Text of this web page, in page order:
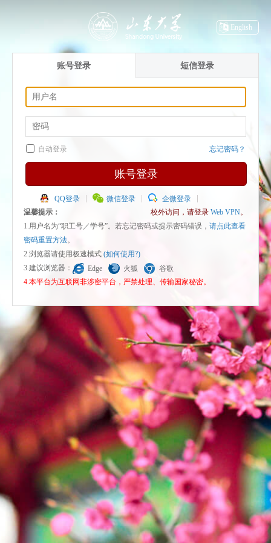
English
账号登录 短信登录
自动登录 忘记密码？
账号登录
QQ登录 微信登录
企微登录
温馨提示：
校外访问，请登录 Web VPN。
1.用户名为“职工号／学号”。若忘记密码或提示密码错误， 请点此查看
密码重置方法。
2.浏览器请使用极速模式 (如何使用?)
3.建议浏览器：
Edge 火狐
谷歌
4.本平台为互联网非涉密平台，严禁处理、传输国家秘密。